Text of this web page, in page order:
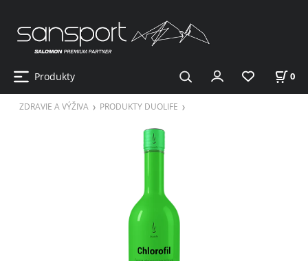
Produkty 0
ZDRAVIE A VÝŽIVA PRODUKTY DUOLIFE